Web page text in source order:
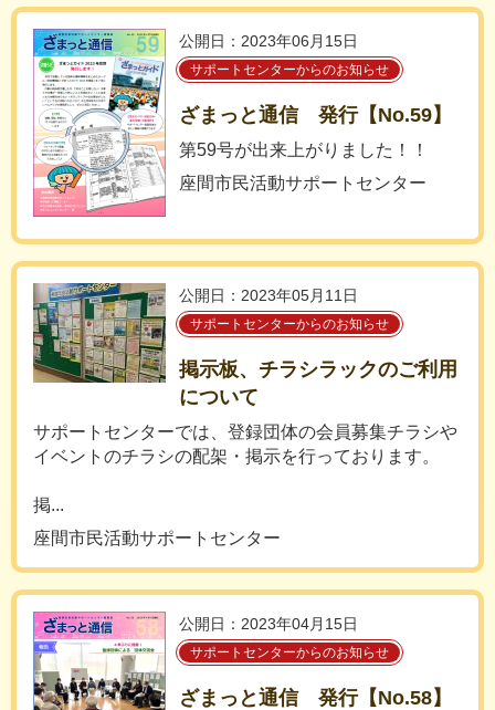
公開日：2023年06月15日
サポートセンターからのお知らせ
ざまっと通信 発行【No.59】
第59号が出来上がりました！！
座間市民活動サポートセンター
公開日：2023年05月11日
サポートセンターからのお知らせ
掲示板、チラシラックのご利用
について
サポートセンターでは、登録団体の会員募集チラシや
イベントのチラシの配架・掲示を行っております。
掲...
座間市民活動サポートセンター
公開日：2023年04月15日
サポートセンターからのお知らせ
ざまっと通信 発行【No.58】